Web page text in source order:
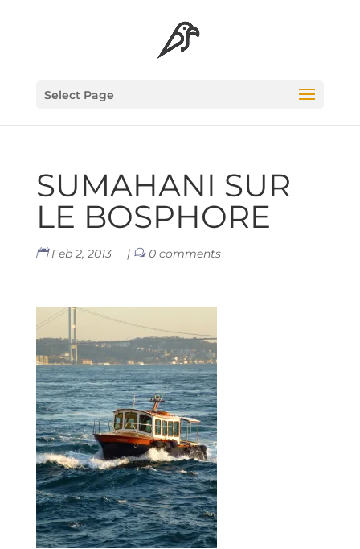
Select Page
SUMA­HA­NI SUR
LE BOSPHORE
Feb 2, 2013 | 0 comments